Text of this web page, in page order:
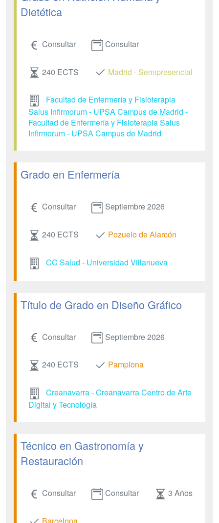
Dietética
Consultar Consultar
240 ECTS Madrid - Semipresencial
Facultad de Enfermería y Fisioterapia
Salus Infirmorum - UPSA Campus de Madrid -
Facultad de Enfermería y Fisioterapia Salus
Infirmorum - UPSA Campus de Madrid
Grado en Enfermería
Consultar Septiembre 2026
240 ECTS Pozuelo de Alarcón
CC Salud - Universidad Villanueva
Título de Grado en Diseño Gráfico
Consultar Septiembre 2026
240 ECTS Pamplona
Creanavarra - Creanavarra Centro de Arte
Digital y Tecnología
Técnico en Gastronomía y
Restauración
Consultar Consultar 3 Años
Barcelona